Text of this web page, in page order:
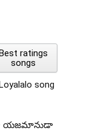
ratings
songs
song
– యజమానుడా